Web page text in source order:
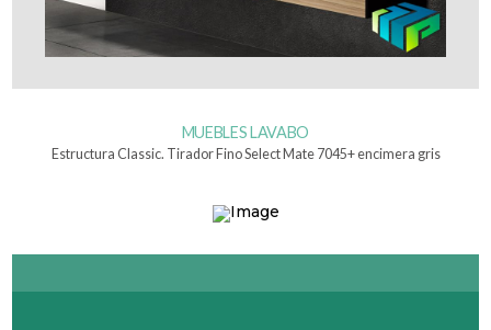
MUEBLES LAVABO
Estructura Classic. Tirador Fino Select Mate 7045+ encimera gris